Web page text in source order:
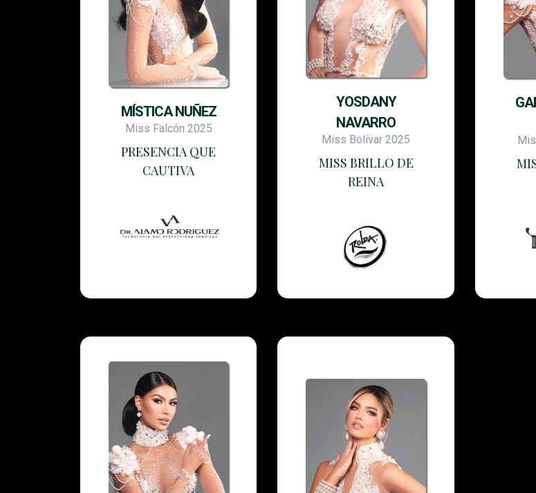
MÍSTICA NUÑEZ
Miss Falcón 2025
PRESENCIA QUE
CAUTIVA
YOSDANY
NAVARRO
Miss Bolívar 2025
MISS BRILLO DE
REINA